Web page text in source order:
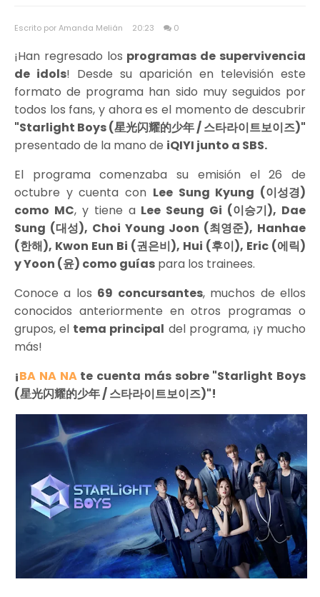
Escrito por Amanda Melián 20:23 0
¡Han regresado los programas de supervivencia
de idols! Desde su aparición en televisión este
formato de programa han sido muy seguidos por
todos los fans, y ahora es el momento de descubrir
"Starlight Boys (星光闪耀的少年 / 스타라이트보이즈)"
presentado de la mano de iQIYI junto a SBS.
El programa comenzaba su emisión el 26 de
octubre y cuenta con Lee Sung Kyung (이성경)
como MC, y tiene a Lee Seung Gi (이승기), Dae
Sung (대성), Choi Young Joon (최영준), Hanhae
(한해), Kwon Eun Bi (권은비), Hui (후이), Eric (에릭)
y Yoon (윤) como guías para los trainees.
Conoce a los 69 concursantes, muchos de ellos
conocidos anteriormente en otros programas o
grupos, el tema principal del programa, ¡y mucho
más!
¡BA NA NAte cuenta más sobre "Starlight Boys
(星光闪耀的少年 / 스타라이트보이즈)"!